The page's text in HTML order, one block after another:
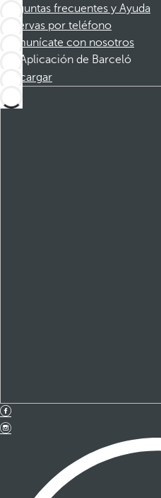
Preguntas frecuentes y Ayuda
Reservas por teléfono
Comunícate con nosotros
Aplicación de Barceló
Descargar